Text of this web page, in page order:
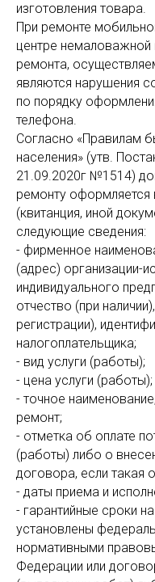
изготовления товара.
При ремонте
центре немаловажной
ремонта,
являются нарушения
по порядку
телефона.
Согласно «Правилам
населения» (утв.
21.09.2020г №1514)
ремонту
(квитанция, иной
следующие сведения:
- фирменное
(адрес) организации-
индивидуального
отчество (при
регистрации),
налогоплательщика;
- вид услуги (работы);
- цена услуги (работы);
- точное
ремонт;
- отметка об оплате
(работы) либо о
договора, если такая
- даты приема и
- гарантийные сроки
установлены
нормативными
Федерации или